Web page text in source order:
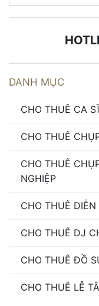
DANH MỤC
CHO THUÊ CA
CHO THUÊ
CHO THUÊ
NGHIỆP
CHO THUÊ DIỄN
CHO THUÊ DJ
CHO THUÊ ĐỒ
CHO THUÊ LỄ